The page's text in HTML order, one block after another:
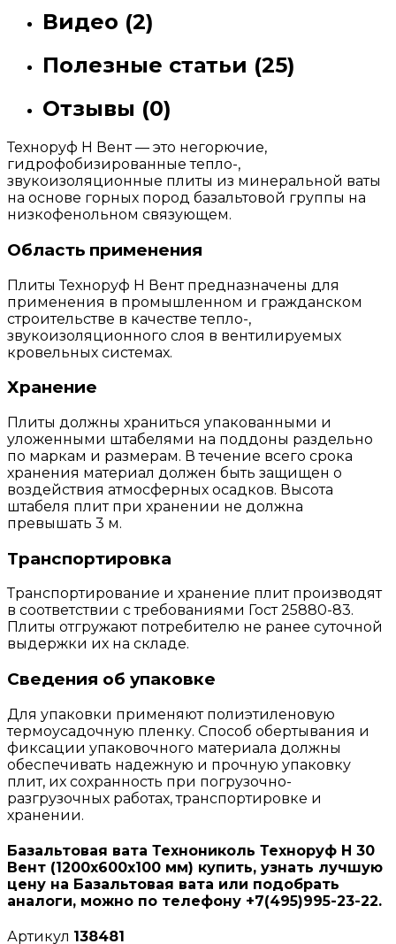
Видео (2)
Полезные статьи (25)
Отзывы (0)
Техноруф Н Вент — это негорючие,
гидрофобизированные тепло-,
звукоизоляционные плиты из минеральной ваты
на основе горных пород базальтовой группы на
низкофенольном связующем.
Область применения
Плиты Техноруф Н Вент предназначены для
применения в промышленном и гражданском
строительстве в качестве тепло-,
звукоизоляционного слоя в вентилируемых
кровельных системах.
Хранение
Плиты должны храниться упакованными и
уложенными штабелями на поддоны раздельно
по маркам и размерам. В течение всего срока
хранения материал должен быть защищен о
воздействия атмосферных осадков. Высота
штабеля плит при хранении не должна
превышать 3 м.
Транспортировка
Транспортирование и хранение плит производят
в соответствии с требованиями Гост 25880-83.
Плиты отгружают потребителю не ранее суточной
выдержки их на складе.
Сведения об упаковке
Для упаковки применяют полиэтиленовую
термоусадочную пленку. Способ обертывания и
фиксации упаковочного материала должны
обеспечивать надежную и прочную упаковку
плит, их сохранность при погрузочно-
разгрузочных работах, транспортировке и
хранении.
Базальтовая вата Технониколь Техноруф Н 30
Вент (1200х600х100 мм) купить, узнать лучшую
цену на Базальтовая вата или подобрать
аналоги, можно по телефону +7(495)995-23-22.
Артикул 138481